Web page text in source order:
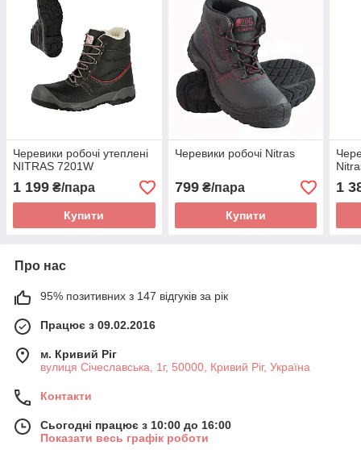
Черевики робочі утеплені
NITRAS 7201W
1 199 ₴/пара
Купити
Черевики робочі Nitras
799₴/пара
Купити
1
Про нас
95% позитивних з 147 відгуків за рік
Працює з 09.02.2016
м. Кривий Ріг
вулиця Січеславська, 1г, 50000, Кривий Ріг, Україна
Контакти
Сьогодні працює з 10:00 до 16:00
Показати весь графік роботи